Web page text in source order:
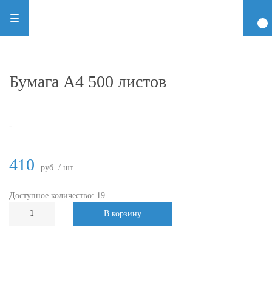
Бумага А4 500 листов
-
410 руб. / шт.
Доступное количество: 19
В корзину